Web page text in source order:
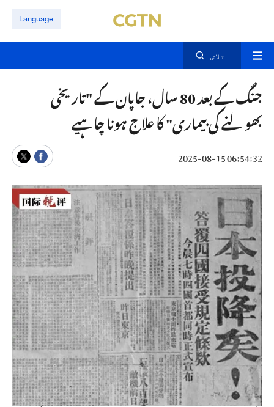
Language
تلاش
جنگ کے بعد 80 سال، جاپان کے "تاریخی
بھولنے کی بیماری" کا علاج ہونا چاہیے
06:54:32 2025-08-15